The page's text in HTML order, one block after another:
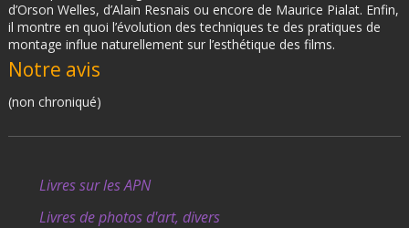
d’Orson Welles, d’Alain Resnais ou encore de Maurice Pialat. Enfin,
il montre en quoi l’évolution des techniques te des pratiques de
montage influe naturellement sur l’esthétique des films.
Notre avis
(non chroniqué)
Livres sur les APN
Livres de photos d'art, divers